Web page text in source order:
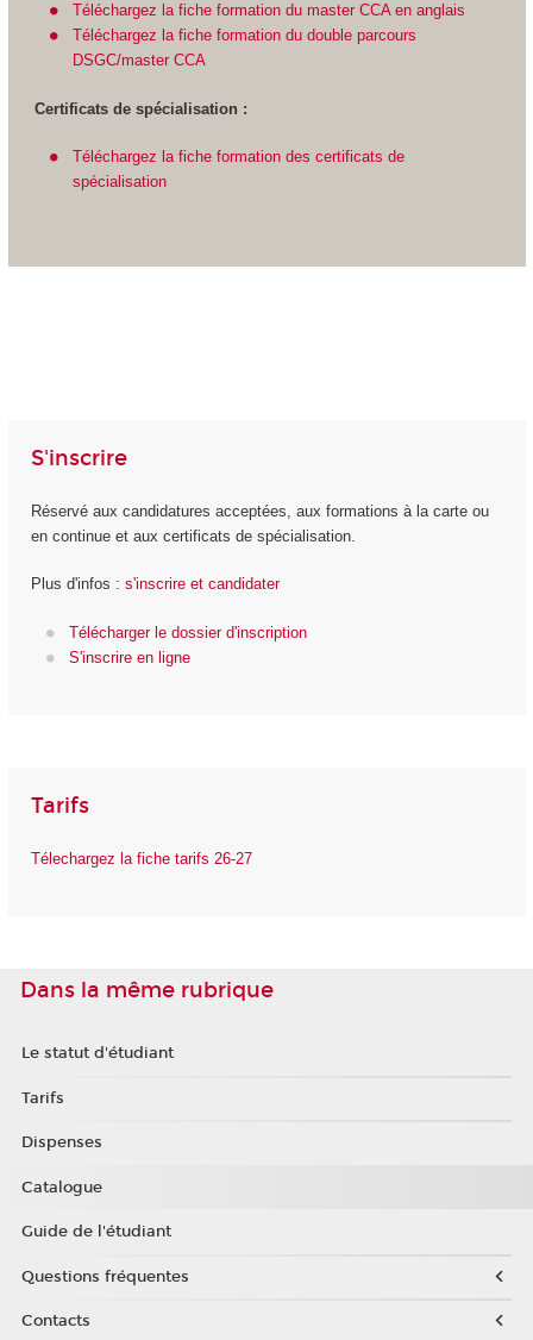
Téléchargez la fiche formation du master CCA en anglais
Téléchargez la fiche formation du double parcours
DSGC/master CCA
Certificats de spécialisation :
Téléchargez la fiche formation des certificats de
spécialisation
S'inscrire
Réservé aux candidatures acceptées, aux formations à la carte ou
en continue et aux certificats de spécialisation.
Plus d'infos : s'inscrire et candidater
Télécharger le dossier d'inscription
S'inscrire en ligne
Tarifs
Télechargez la fiche tarifs 26-27
Dans la même rubrique
Le statut d'étudiant
Tarifs
Dispenses
Catalogue
Guide de l'étudiant
Questions fréquentes
Contacts